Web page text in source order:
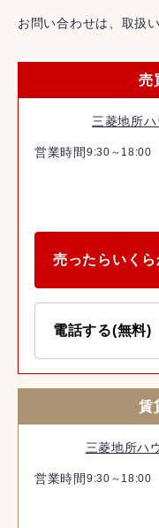
お問い合わせは、取扱
売
三菱地所
営業時間 9:30～18:00
売ったらいくら
電話する(無料)
賃
三菱地所ハ
営業時間 9:30～18:00